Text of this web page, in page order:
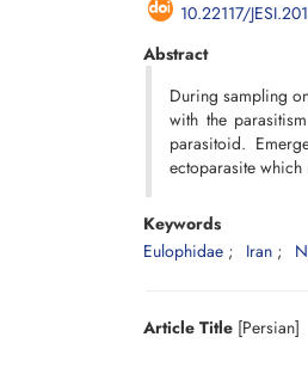
10.22117/
Abstract
During sampling
with the
parasitoid.
ectoparasite
Keywords
Eulophidae
Iran
Article Title [Persian]